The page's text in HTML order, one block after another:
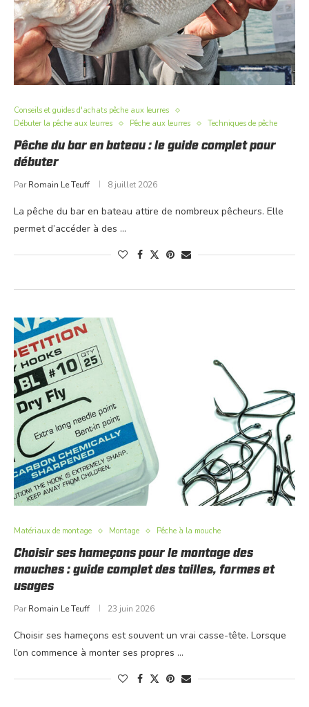
Conseils et guides d'achats pêche aux leurres
Débuter la pêche aux leurres
Pêche aux leurres Techniques de pêche
Pêche du bar en bateau : le guide complet pour
débuter
Par Romain Le Teuff 8 juillet 2026
La pêche du bar en bateau attire de nombreux pêcheurs. Elle
permet d’accéder à des …
Matériaux de montage Montage Pêche à la mouche
Choisir ses hameçons pour le montage des
mouches : guide complet des tailles, formes et
usages
Par Romain Le Teuff 23 juin 2026
Choisir ses hameçons est souvent un vrai casse-tête. Lorsque
l’on commence à monter ses propres …